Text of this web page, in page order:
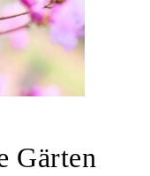
Gärten